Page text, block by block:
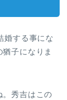
婚する事にな
子になりま
。秀吉はこの